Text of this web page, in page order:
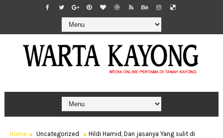
Home Uncategorized
Hildi Hamid, Dan jasanya Yang sulit di